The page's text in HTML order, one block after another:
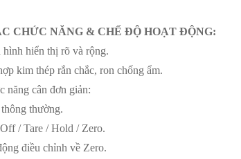
CHỨC NĂNG & CHẾ ĐỘ HOẠT ĐỘNG:
hình hiển thị rõ và rộng.
kim thép rắn chắc, ron chống ẩm.
năng cân đơn giản:
thường.
/ Tare / Hold / Zero.
điều chỉnh về Zero.